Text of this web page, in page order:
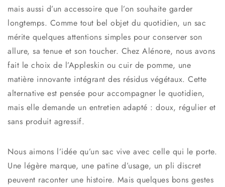
mais aussi d’un accessoire que l’on souhaite garder
longtemps. Comme tout bel objet du quotidien, un sac
mérite quelques attentions simples pour conserver son
allure, sa tenue et son toucher. Chez Alénore, nous avons
fait le choix de l’Appleskin ou cuir de pomme, une
matière innovante intégrant des résidus végétaux. Cette
alternative est pensée pour accompagner le quotidien,
mais elle demande un entretien adapté : doux, régulier et
sans produit agressif.
Nous aimons l’idée qu’un sac vive avec celle qui le porte.
Une légère marque, une patine d’usage, un pli discret
peuvent raconter une histoire. Mais quelques bons gestes